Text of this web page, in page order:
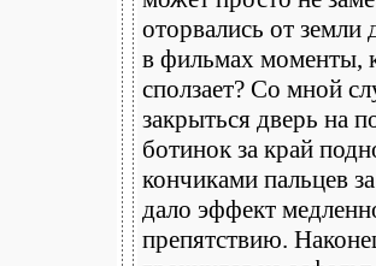
оторвались от земли
в фильмах моменты,
сползает? Со мной
закрыться дверь на
ботинок за край
кончиками пальцев
дало эффект
препятствию.